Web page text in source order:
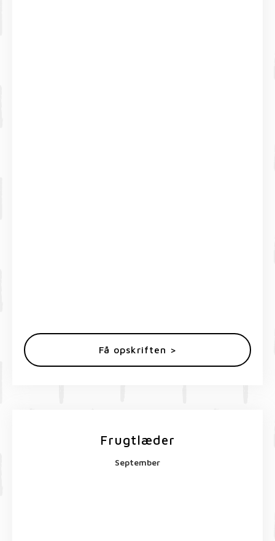
Få opskriften >
Frugtlæder
September